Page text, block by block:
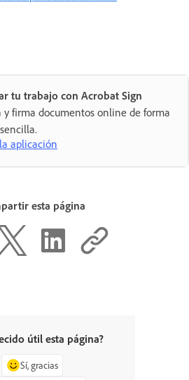
tu trabajo con Acrobat Sign
y firma documentos online de forma
aplicación
esta página
útil esta página?
Sí, gracias